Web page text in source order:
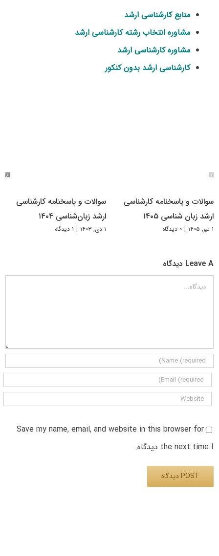
منابع کارشناسی ارشد
مشاوره انتخاب رشته کارشناسی ارشد
مشاوره کارشناسی ارشد
کارشناسی ارشد بدون کنکور
سوالات و پاسخنامه کارشناسی
ارشد زبان شناسی ۱۴۰۵
۱ تیر, ۱۴۰۵ | ۰ دیدگاه
سوالات و پاسخنامه کارشناسی
ارشد زبان‌شناسی ۱۴۰۴
۱ دی, ۱۴۰۳ | ۱ دیدگاه
Leave A دیدگاه
دیدگاه
Save my name, email, and website in this browser for
the next time I دیدگاه.